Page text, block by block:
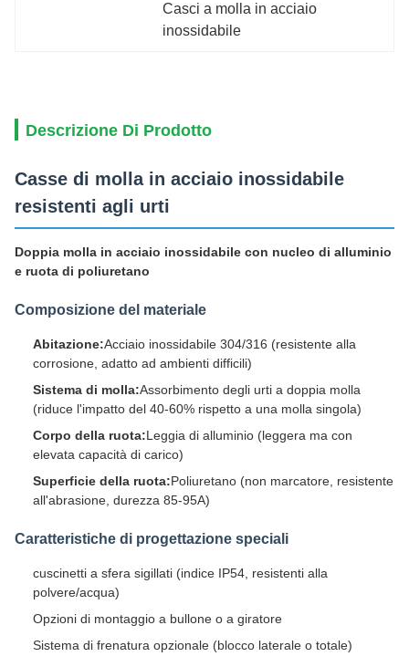
Casci a molla in acciaio
inossidabile
Descrizione Di Prodotto
Casse di molla in acciaio inossidabile
resistenti agli urti
Doppia molla in acciaio inossidabile con nucleo di alluminio
e ruota di poliuretano
Composizione del materiale
Abitazione:Acciaio inossidabile 304/316 (resistente alla
corrosione, adatto ad ambienti difficili)
Sistema di molla:Assorbimento degli urti a doppia molla
(riduce l'impatto del 40-60% rispetto a una molla singola)
Corpo della ruota:Leggia di alluminio (leggera ma con
elevata capacità di carico)
Superficie della ruota:Poliuretano (non marcatore, resistente
all'abrasione, durezza 85-95A)
Caratteristiche di progettazione speciali
cuscinetti a sfera sigillati (indice IP54, resistenti alla
polvere/acqua)
Opzioni di montaggio a bullone o a giratore
Sistema di frenatura opzionale (blocco laterale o totale)